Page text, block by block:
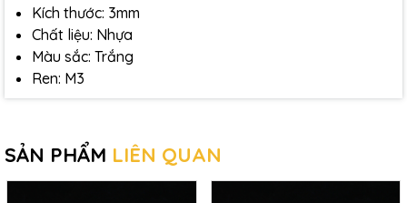
Kích thước: 3mm
Chất liệu: Nhựa
Màu sắc: Trắng
Ren: M3
SẢN PHẨM LIÊN QUAN